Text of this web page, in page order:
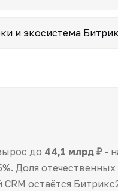
и экосистема
до 44,1 млрд ₽-
Доля
остаётся